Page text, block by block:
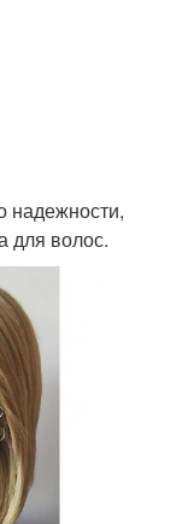
надежности,
для волос.